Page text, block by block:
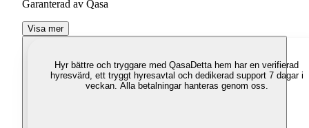
Garanterad av Qasa
Visa mer
Hyr bättre och tryggare med QasaDetta hem har en verifierad
hyresvärd, ett tryggt hyresavtal och dedikerad support 7 dagar i
veckan. Alla betalningar hanteras genom oss.